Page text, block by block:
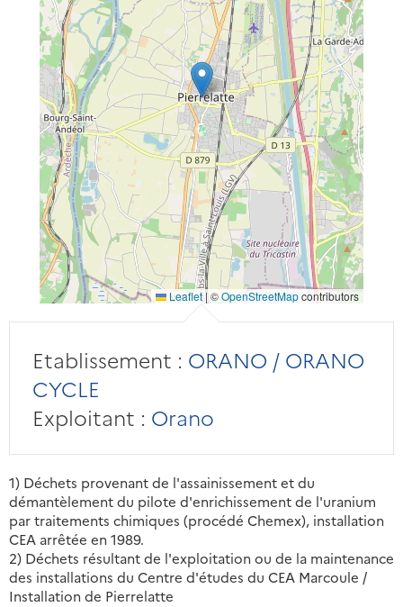
Leaflet | ©OpenStreetMapcontributors
Etablissement : ORANO / ORANO
CYCLE
Exploitant : Orano
1) Déchets provenant de l'assainissement et du
démantèlement du pilote d'enrichissement de l'uranium
par traitements chimiques (procédé Chemex), installation
CEA arrêtée en 1989.
2) Déchets résultant de l'exploitation ou de la maintenance
des installations du Centre d'études du CEA Marcoule /
Installation de Pierrelatte